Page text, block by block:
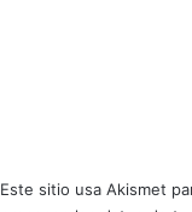
Este sitio usa Akismet